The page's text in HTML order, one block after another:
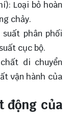
Loại bỏ hoàn
chảy.
phân phối
cục bộ.
di chuyển
vận hành của
động của